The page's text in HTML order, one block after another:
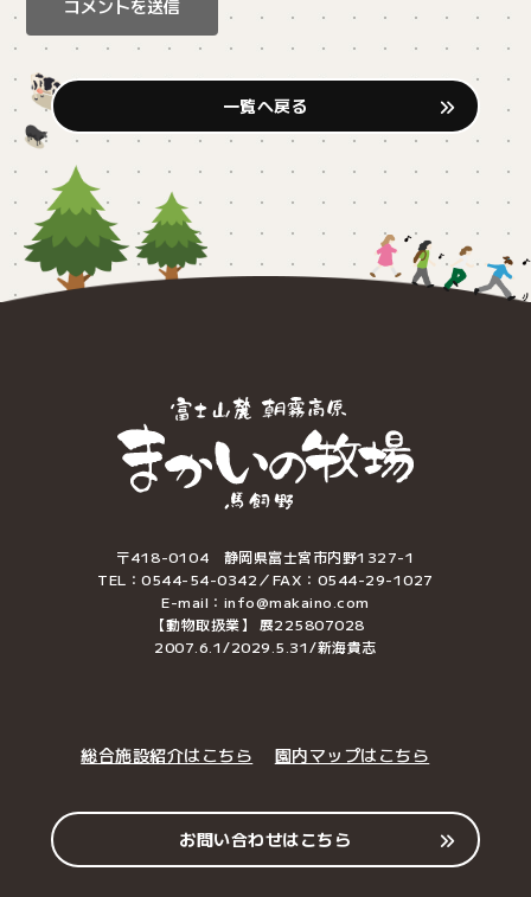
一覧へ戻る
〒418-0104 静岡県富士宮市内野1327-1
TEL：0544-54-0342／FAX：0544-29-1027
E-mail：info@makaino.com
【動物取扱業】 展225807028
2007.6.1/2029.5.31/新海貴志
総合施設紹介はこちら 園内マップはこちら
お問い合わせはこちら